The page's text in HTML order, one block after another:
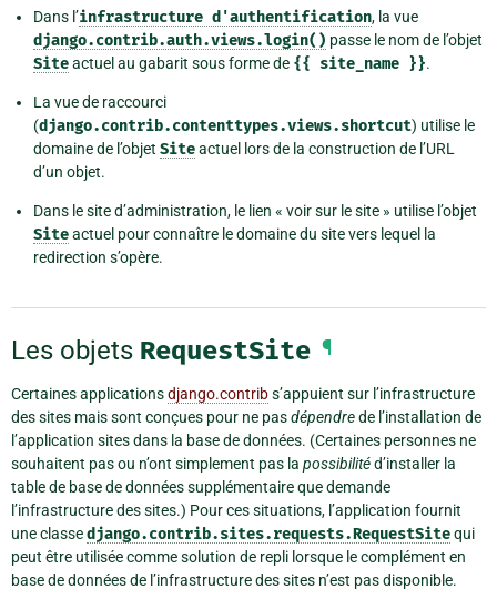
Dans l’infrastructure d'authentification, la vue
django.contrib.auth.views.login() passe le nom de l’objet
Siteactuel au gabarit sous forme de {{ site_name }}.
La vue de raccourci
(django.contrib.contenttypes.views.shortcut) utilise le
domaine de l’objet Siteactuel lors de la construction de l’URL
d’un objet.
Dans le site d’administration, le lien « voir sur le site » utilise l’objet
Siteactuel pour connaître le domaine du site vers lequel la
redirection s’opère.
Les objets RequestSite ¶
Certaines applicationsdjango.contribs’appuient sur l’infrastructure
des sites mais sont conçues pour ne pasdépendrede l’installation de
l’application sites dans la base de données. (Certaines personnes ne
souhaitent pas ou n’ont simplement pas la possibilitéd’installer la
table de base de données supplémentaire que demande
l’infrastructure des sites.) Pour ces situations, l’application fournit
une classedjango.contrib.sites.requests.RequestSitequi
peut être utilisée comme solution de repli lorsque le complément en
base de données de l’infrastructure des sites n’est pas disponible.